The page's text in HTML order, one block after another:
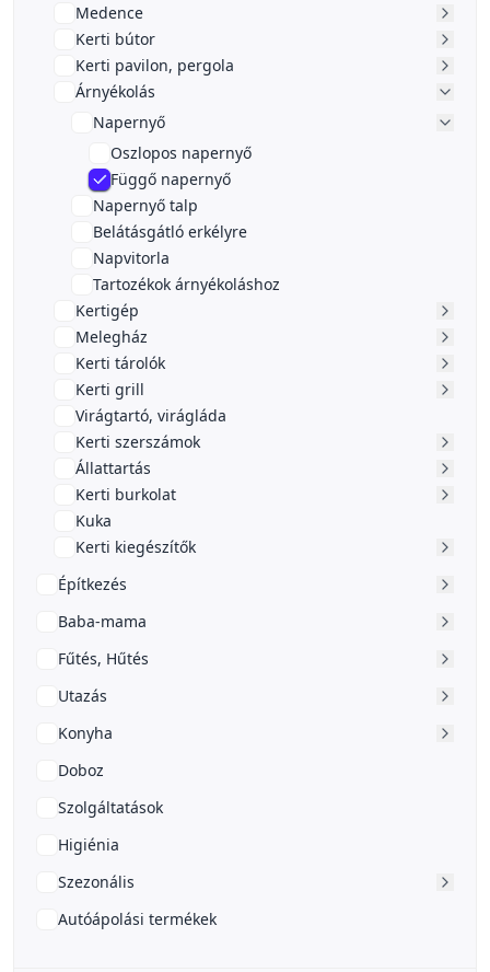
Medence
Kerti bútor
Kerti pavilon, pergola
Árnyékolás
Napernyő
Oszlopos napernyő
Függő napernyő
Napernyő talp
Belátásgátló erkélyre
Napvitorla
Tartozékok árnyékoláshoz
Kertigép
Melegház
Kerti tárolók
Kerti grill
Virágtartó, virágláda
Kerti szerszámok
Állattartás
Kerti burkolat
Kuka
Kerti kiegészítők
Építkezés
Baba-mama
Fűtés, Hűtés
Utazás
Konyha
Doboz
Szolgáltatások
Higiénia
Szezonális
Autóápolási termékek